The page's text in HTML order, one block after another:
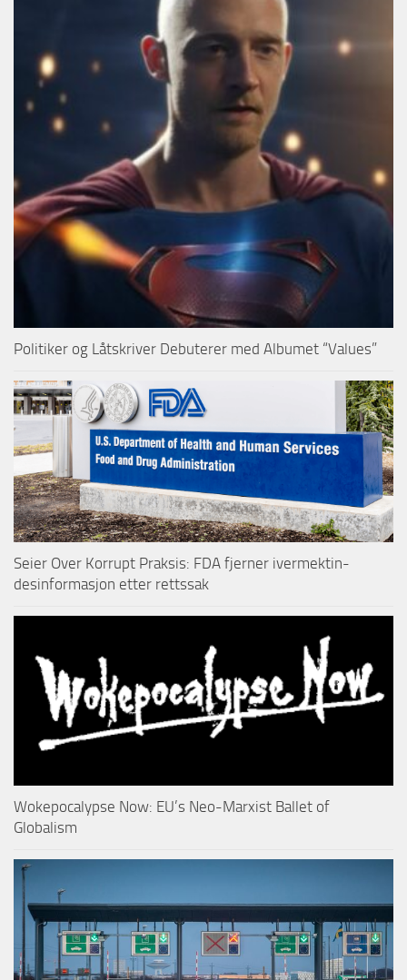
Politiker og Låtskriver Debuterer med Albumet “Values”
Seier Over Korrupt Praksis: FDA fjerner ivermektin-
desinformasjon etter rettssak
Wokepocalypse Now: EU’s Neo-Marxist Ballet of
Globalism